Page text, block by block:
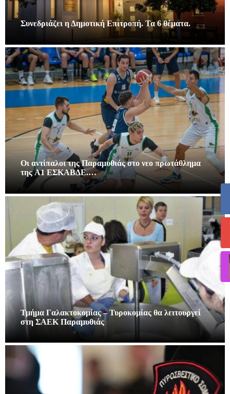
Συνεδριάζει η Δημοτική Επιτροπή. Τα 6 θέματα.
Οι αντίπαλοι της Παραμυθιάς στο νεο πρωτάθλημα
της A1 ΕΣΚΑΒΔΕ.…
Τμήμα Γαλακτοκομίας – Τυροκομίας θα λειτουργεί
στη ΣΑΕΚ Παραμυθιάς